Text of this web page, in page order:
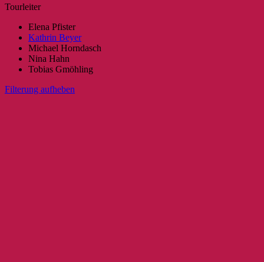
Tourleiter
Elena Pfister
Kathrin Beyer
Michael Horndasch
Nina Hahn
Tobias Gmöhling
Filterung aufheben